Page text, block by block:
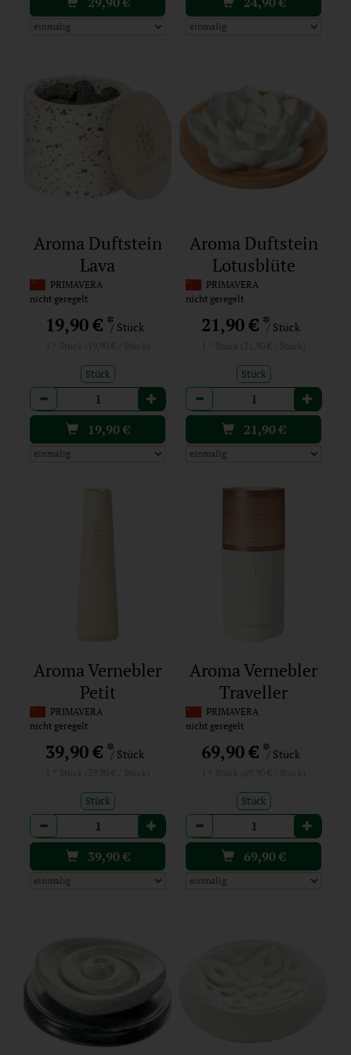
Aroma Duftstein
Lava
PRIMAVERA
nicht geregelt
19,90 €*/ Stück
Stück
Anzahl
19,90€
Aroma Duftstein
Lotusblüte
PRIMAVERA
nicht geregelt
21,90 €*/ Stück
Stück
Anzahl
21,90€
Aroma Vernebler
Petit
PRIMAVERA
nicht geregelt
39,90 €*/ Stück
Stück
Anzahl
39,90€
Aroma Vernebler
Traveller
PRIMAVERA
nicht geregelt
69,90 €*/ Stück
Stück
Anzahl
69,90€